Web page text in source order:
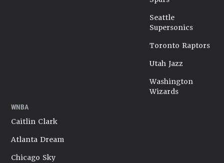
Seattle
Supersonics
Toronto Raptors
Utah Jazz
Washington
Wizards
WNBA
Caitlin Clark
Atlanta Dream
Chicago Sky